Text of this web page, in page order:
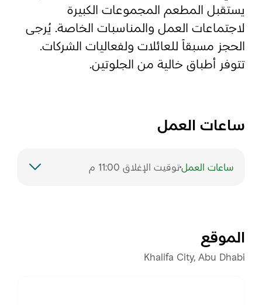
منطقة العين
منطقة الظفرة
دائرة الثقافة والسياحة - أبوظبي
يستقبل المطعم المجموعات الكبيرة
لاجتماعات العمل والمناسبات الخاصة. يُرجى
الحجز مسبقاً للعائلات ولفعاليات الشركات.
تتوفر أطباق خالية من الجلوتين.
ساعات العمل
ساعات العملتوقيت الإغلاق 11:00 م
الاثنين
الموقع
Khalifa City, Abu Dhabi